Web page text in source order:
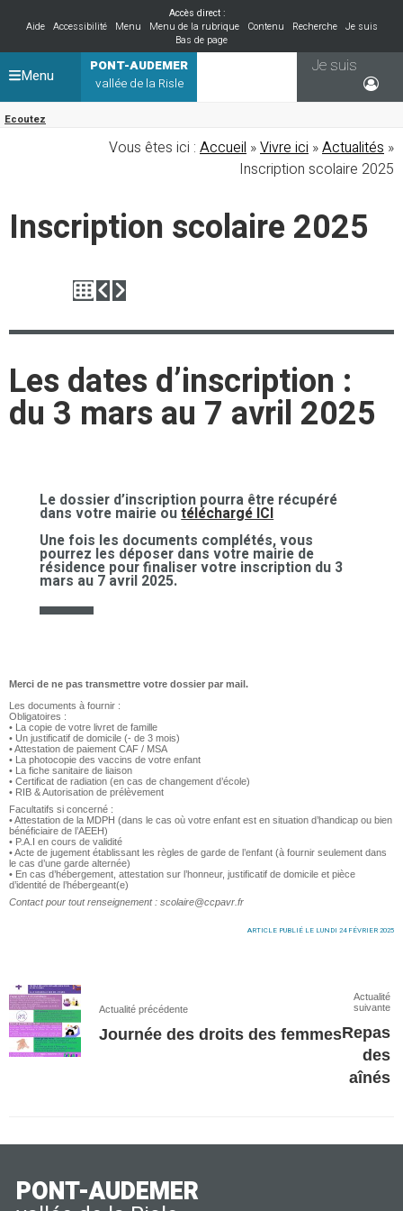
Accès direct :
Aide
Accessibilité Menu Menu de la rubrique Contenu Recherche
Je suis
Bas de page
PONT-AUDEMER
vallée de la Risle
Ecoutez
Je suis
Menu
Vous êtes ici : Accueil »Vivre ici »Actualités »
Inscription scolaire 2025
Inscription scolaire 2025
Les dates d’inscription :
du 3 mars au 7 avril 2025
Le dossier d’inscription pourra être récupéré
dans votre mairie outéléchargé ICI
Une fois les documents complétés, vous
pourrez les déposer dans votre mairie de
résidence pour finaliser votre inscription du 3
mars au 7 avril 2025.
Merci de ne pas transmettre votre dossier par mail.
Les documents à fournir :
Obligatoires :
• La copie de votre livret de famille
• Un justificatif de domicile (- de 3 mois)
• Attestation de paiement CAF / MSA
• La photocopie des vaccins de votre enfant
• La fiche sanitaire de liaison
• Certificat de radiation (en cas de changement d’école)
• RIB & Autorisation de prélèvement
Facultatifs si concerné :
• Attestation de la MDPH (dans le cas où votre enfant est en situation d’handicap ou bien
bénéficiaire de l’AEEH)
• P.A.I en cours de validité
• Acte de jugement établissant les règles de garde de l’enfant (à fournir seulement dans
le cas d’une garde alternée)
• En cas d’hébergement, attestation sur l’honneur, justificatif de domicile et pièce
d’identité de l’hébergeant(e)
Contact pour tout renseignement : scolaire@ccpavr.fr
ARTICLE PUBLIÉ LE LUNDI 24 FÉVRIER 2025
Actualité précédente
Journée des droits des femmes
Actualité
suivante
Repas
des
aînés
PONT-AUDEMER